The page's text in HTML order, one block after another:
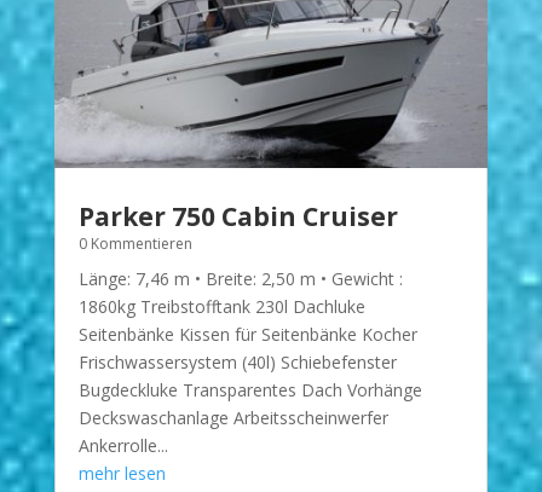
Parker 750 Cabin Cruiser
0 Kommentieren
Länge: 7,46 m • Breite: 2,50 m • Gewicht :
1860kg Treibstofftank 230l Dachluke
Seitenbänke Kissen für Seitenbänke Kocher
Frischwassersystem (40l) Schiebefenster
Bugdeckluke Transparentes Dach Vorhänge
Deckswaschanlage Arbeitsscheinwerfer
Ankerrolle...
mehr lesen